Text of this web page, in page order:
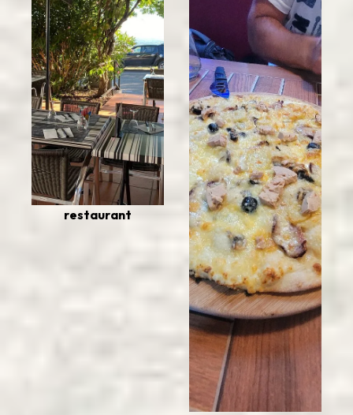
restaurant